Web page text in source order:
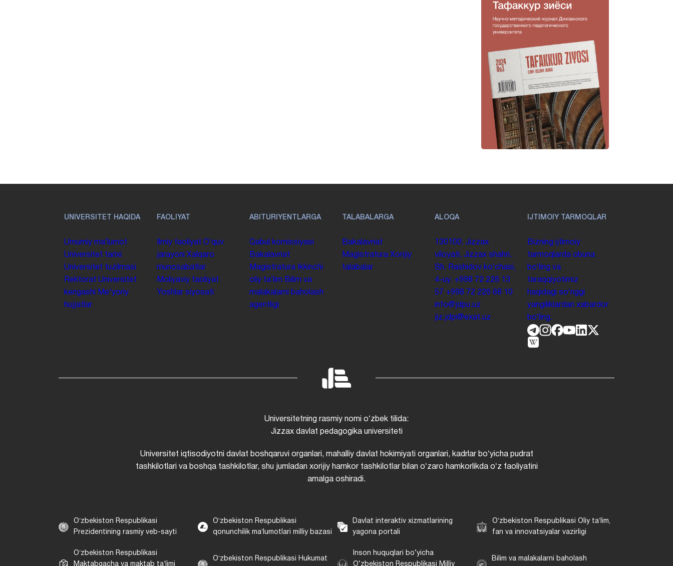
UNIVERSITET HAQIDA
Umumiy maʼlumot
Universitet tarixi
Universitet tuzilmasi
Rektorat Universitet
kengashi
Me'yoriy
hujjatlar
FAOLIYAT
Ilmiy faoliyat Oʻquv
jarayoni Xalqaro
munosabatlar
Moliyaviy faoliyat
Yoshlar siyosati
ABITURIYENTLARGA
Qabul komissiyasi
Bakalavriat
Magistratura
Ikkinchi
oliy taʼlim Bilim va
malakalarni baholash
agentligi
TALABALARGA
Bakalavriat
Magistratura Xorijiy
talabalar
ALOQA
130100. Jizzax
viloyati, Jizzax shahri,
Sh. Rashidov koʻchasi,
4-uy. +998 72 226 13
57 +998 72 226 68 10
info@jdpu.uz
jiz.jdpi@exat.uz
IJTIMOIY TARMOQLAR
Bizning ijtimoiy
tarmoqlarda obuna
boʻling va
taraqqiyotimiz
haqidagi soʻnggi
yangiliklardan xabardor
boʻling.
Universitetning rasmiy nomi oʻzbek tilida:
Jizzax davlat pedagogika universiteti
Universitet iqtisodiyotni davlat boshqaruvi organlari, mahalliy davlat hokimiyati organlari, kadrlar boʻyicha pudrat
tashkilotlari va boshqa tashkilotlar, shu jumladan xorijiy hamkor tashkilotlar bilan oʻzaro hamkorlikda oʻz faoliyatini
amalga oshiradi.
Oʻzbekiston Respublikasi
Prezidentining rasmiy veb-sayti
Oʻzbekiston Respublikasi
qonunchilik maʼlumotlari milliy bazasi
Davlat interaktiv xizmatlarining
yagona portali
Oʻzbekiston Respublikasi Oliy taʼlim,
fan va innovatsiyalar vazirligi
Oʻzbekiston Respublikasi
Maktabgacha va maktab taʼlimi
Oʻzbekiston Respublikasi Hukumat
Inson huquqlari bo‘yicha
O‘zbekiston Respublikasi Milliy
Bilim va malakalarni baholash